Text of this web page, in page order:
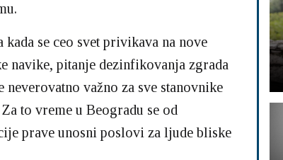
kada se ceo svet privikava na nove
navike, pitanje dezinfikovanja zgrada
neverovatno važno za sve stanovnike
to vreme u Beogradu se od
prave unosni poslovi za ljude bliske